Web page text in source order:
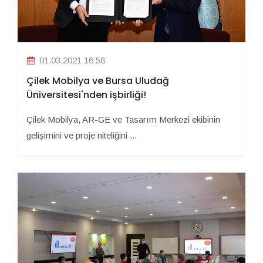
01.03.2021 16:58
Çilek Mobilya ve Bursa Uludağ
Üniversitesi'nden işbirliği!
Çilek Mobilya, AR-GE ve Tasarım Merkezi ekibinin
gelişimini ve proje niteliğini ...